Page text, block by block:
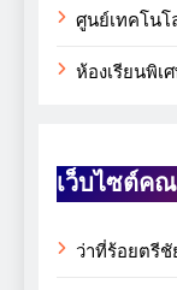
ศูนย์เทคโนโ
ห้องเรียนพิเ
เว็บไซต์ค
ว่าที่ร้อยตรี